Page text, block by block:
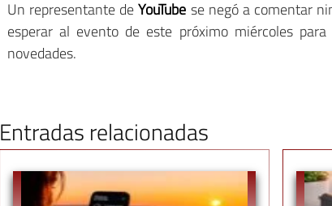
Un representante deYouTube se negó a comentar
esperar al evento de este próximo miércoles
novedades.
Entradas relacionadas